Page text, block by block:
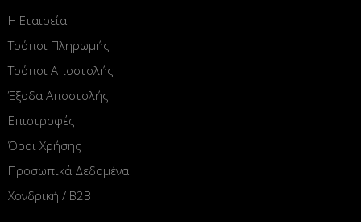
Η Εταιρεία
Τρόποι Πληρωμής
Τρόποι Αποστολής
Έξοδα Αποστολής
Επιστροφές
Όροι Χρήσης
Προσωπικά Δεδομένα
Χονδρική / B2B